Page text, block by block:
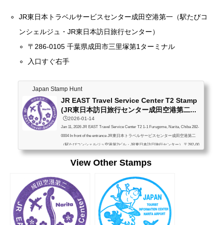
JR東日本トラベルサービスセンター成田空港第一（駅たびコ
ンシェルジュ・JR東日本訪日旅行センター）
〒286-0105 千葉県成田市三里塚第1ターミナル
入口すぐ右手
Japan Stamp Hunt
JR EAST Travel Service Center T2 Stamp
(JR東日本訪日旅行センター成田空港第二...
🕒️2026-01-14
Jan 11, 2026 JR EAST Travel Service Center T2 1-1 Furugome, Narita, Chiba 282-
0004 In front of the entrance JR東日本トラベルサービスセンター成田空港第二
（駅たびコンシェルジュ空港第2ビル・JR東日本訪日旅行センター） 〒282-00
04 千葉県成田市古込１−１ 入口前
View Other Stamps